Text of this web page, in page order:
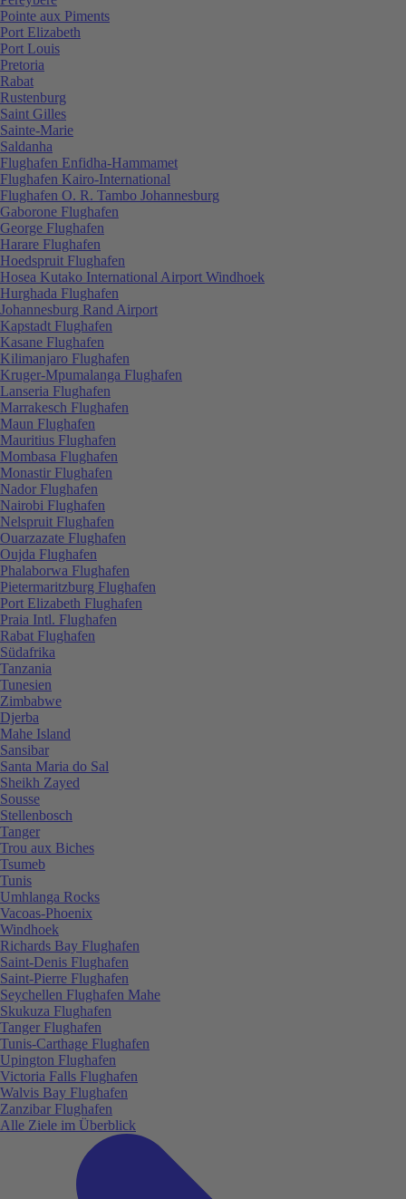
Pointe aux Piments
Port Elizabeth
Port Louis
Pretoria
Rabat
Rustenburg
Saint Gilles
Sainte-Marie
Saldanha
Flughafen Enfidha-Hammamet
Flughafen Kairo-International
Flughafen O. R. Tambo Johannesburg
Gaborone Flughafen
George Flughafen
Harare Flughafen
Hoedspruit Flughafen
Hosea Kutako International Airport Windhoek
Hurghada Flughafen
Johannesburg Rand Airport
Kapstadt Flughafen
Kasane Flughafen
Kilimanjaro Flughafen
Kruger-Mpumalanga Flughafen
Lanseria Flughafen
Marrakesch Flughafen
Maun Flughafen
Mauritius Flughafen
Mombasa Flughafen
Monastir Flughafen
Nador Flughafen
Nairobi Flughafen
Nelspruit Flughafen
Ouarzazate Flughafen
Oujda Flughafen
Phalaborwa Flughafen
Pietermaritzburg Flughafen
Port Elizabeth Flughafen
Praia Intl. Flughafen
Rabat Flughafen
Südafrika
Tanzania
Tunesien
Zimbabwe
Djerba
Mahe Island
Sansibar
Santa Maria do Sal
Sheikh Zayed
Sousse
Stellenbosch
Tanger
Trou aux Biches
Tsumeb
Tunis
Umhlanga Rocks
Vacoas-Phoenix
Windhoek
Richards Bay Flughafen
Saint-Denis Flughafen
Saint-Pierre Flughafen
Seychellen Flughafen Mahe
Skukuza Flughafen
Tanger Flughafen
Tunis-Carthage Flughafen
Upington Flughafen
Victoria Falls Flughafen
Walvis Bay Flughafen
Zanzibar Flughafen
Alle Ziele im Überblick